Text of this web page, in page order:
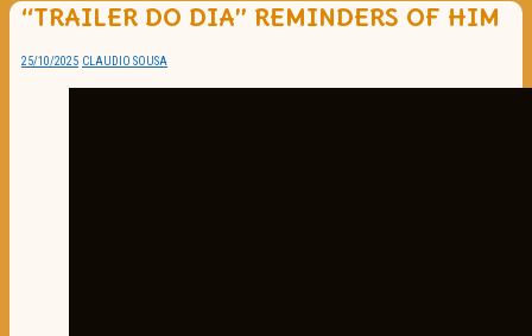
“TRAILER DO DIA” REMINDERS OF HIM
25/10/2025 CLAUDIO SOUSA